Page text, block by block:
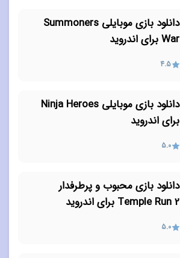
دانلود بازی موبایلی Summoners
War برای اندروید
4.5
دانلود بازی موبایلی Ninja Heroes
برای اندروید
5.0
دانلود بازی محبوب و پرطرفدار
Temple Run 2 برای اندروید
5.0